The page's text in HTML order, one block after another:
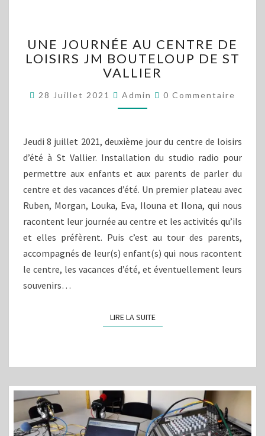
JOURNÉE
AU
CENTRE
LOISIRS
JM
ST
VALLIER
UNE JOURNÉE AU CENTRE DE
LOISIRS JM BOUTELOUP DE ST
VALLIER
28 Juillet 2021 Admin Commentaires
0 Commentaire
Jeudi 8 juillet 2021, deuxième jour du centre de loisirs
d’été à St Vallier. Installation du studio radio pour
permettre aux enfants et aux parents de parler du
centre et des vacances d’été. Un premier plateau avec
Ruben, Morgan, Louka, Eva, Ilouna et Ilona, qui nous
racontent leur journée au centre et les activités qu’ils
et elles préfèrent. Puis c’est au tour des parents,
accompagnés de leur(s) enfant(s) qui nous racontent
le centre, les vacances d’été, et éventuellement leurs
souvenirs…
LIRE LA SUITELIRE LA SUITE